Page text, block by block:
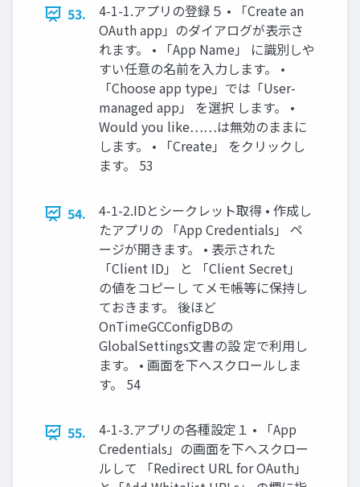
53.
4-1-1.アプリの登録５ • 「Create an
OAuth app」のダイアログが表示さ
れます。 • 「App Name」 に識別しや
すい任意の名前を入力します。 •
「Choose app type」では「User-
managed app」 を選択 します。 •
Would you like……は無効のままに
します。 • 「Create」 をクリックし
ます。 53
54.
4-1-2.IDとシークレット取得 • 作成し
たアプリの 「App Credentials」 ペ
ージが開きます。 • 表示された
「Client ID」 と 「Client Secret」
の値をコピーし てメモ帳等に保持し
ておきます。 後ほど
OnTimeGCConfigDBの
GlobalSettings文書の設 定で利用し
ます。 • 画面を下へスクロールしま
す。 54
55.
4-1-3.アプリの各種設定１ • 「App
Credentials」の画面を下へスクロー
ルして 「Redirect URL for OAuth」